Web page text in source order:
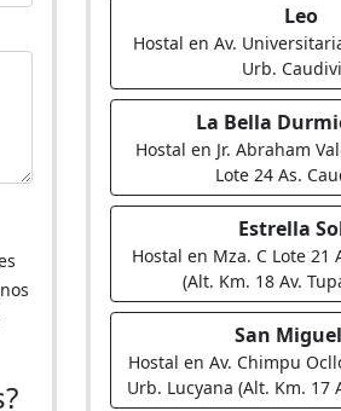
Leo
Hostal en Av.
Urb.
La Bella
Hostal en Jr. Abraham
Lote 24 As.
Estrella
Hostal en Mza. C Lote 21
(Alt. Km. 18 Av.
San
Hostal en Av. Chimpu
Urb. Lucyana (Alt. Km. 17